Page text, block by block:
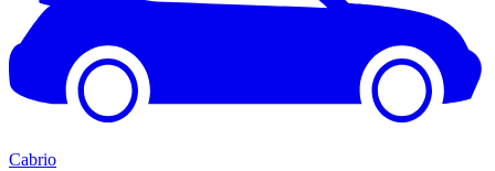
Cabrio